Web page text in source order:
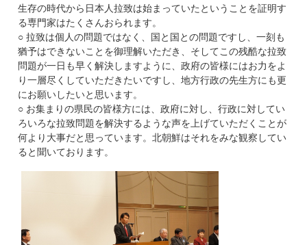
生存の時代から日本人拉致は始まっていたということを証明す
る専門家はたくさんおられます。
○ 拉致は個人の問題ではなく、国と国との問題ですし、一刻も
猶予はできないことを御理解いただき、そしてこの残酷な拉致
問題が一日も早く解決しますように、政府の皆様にはお力をよ
り一層尽くしていただきたいですし、地方行政の先生方にも更
にお願いしたいと思います。
○ お集まりの県民の皆様方には、政府に対し、行政に対してい
ろいろな拉致問題を解決するような声を上げていただくことが
何より大事だと思っています。北朝鮮はそれをみな観察してい
ると聞いております。